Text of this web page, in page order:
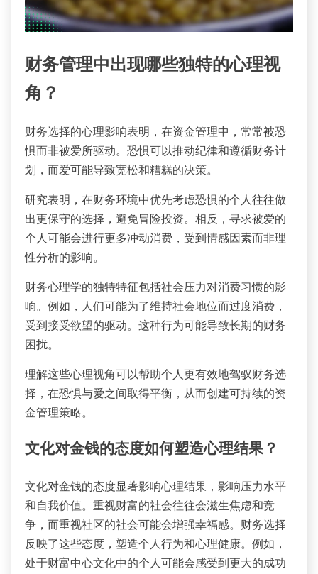
财务管理中出现哪些独特的心理视
角？
财务选择的心理影响表明，在资金管理中，常常被恐
惧而非被爱所驱动。恐惧可以推动纪律和遵循财务计
划，而爱可能导致宽松和糟糕的决策。
研究表明，在财务环境中优先考虑恐惧的个人往往做
出更保守的选择，避免冒险投资。相反，寻求被爱的
个人可能会进行更多冲动消费，受到情感因素而非理
性分析的影响。
财务心理学的独特特征包括社会压力对消费习惯的影
响。例如，人们可能为了维持社会地位而过度消费，
受到接受欲望的驱动。这种行为可能导致长期的财务
困扰。
理解这些心理视角可以帮助个人更有效地驾驭财务选
择，在恐惧与爱之间取得平衡，从而创建可持续的资
金管理策略。
文化对金钱的态度如何塑造心理结果？
文化对金钱的态度显著影响心理结果，影响压力水平
和自我价值。重视财富的社会往往会滋生焦虑和竞
争，而重视社区的社会可能会增强幸福感。财务选择
反映了这些态度，塑造个人行为和心理健康。例如，
处于财富中心文化中的个人可能会感受到更大的成功